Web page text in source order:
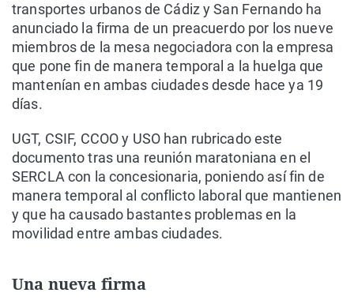
transportes urbanos de Cádiz y San Fernando ha
anunciado la firma de un preacuerdo por los nueve
miembros de la mesa negociadora con la empresa
que pone fin de manera temporal a la huelga que
mantenían en ambas ciudades desde hace ya 19
días.
UGT, CSIF, CCOO y USO han rubricado este
documento tras una reunión maratoniana en el
SERCLA con la concesionaria, poniendo así fin de
manera temporal al conflicto laboral que mantienen
y que ha causado bastantes problemas en la
movilidad entre ambas ciudades.
Una nueva firma